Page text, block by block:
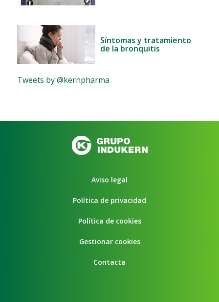
Síntomas y tratamiento
de la bronquitis
Tweets by @kernpharma
Aviso legal
Política de privacidad
Política de cookies
Gestionar cookies
Contacta